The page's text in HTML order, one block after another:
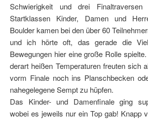
Schwierigkeit und drei
Startklassen Kinder, Damen und
Boulder kamen bei den über 60
und ich hörte oft, das gerade die
Bewegungen hier eine große Rolle
derart heißen Temperaturen freuten sich
vorm Finale noch ins Planschbecken
nahegelegene Sempt zu hüpfen.
Das Kinder- und Damenfinale ging
wobei es jeweils nur ein Top gab! Knapp